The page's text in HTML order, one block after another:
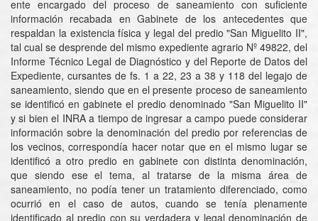
ente encargado del proceso de saneamiento con suficiente
información recabada en Gabinete de los antecedentes que
respaldan la existencia física y legal del predio "San Miguelito II",
tal cual se desprende del mismo expediente agrario Nº 49822, del
Informe Técnico Legal de Diagnóstico y del Reporte de Datos del
Expediente, cursantes de fs. 1 a 22, 23 a 38 y 118 del legajo de
saneamiento, siendo que en el presente proceso de saneamiento
se identificó en gabinete el predio denominado "San Miguelito II"
y si bien el INRA a tiempo de ingresar a campo puede considerar
información sobre la denominación del predio por referencias de
los vecinos, correspondía hacer notar que en el mismo lugar se
identificó a otro predio en gabinete con distinta denominación,
que siendo ese el tema, al tratarse de la misma área de
saneamiento, no podía tener un tratamiento diferenciado, como
ocurrió en el caso de autos, cuando se tenía plenamente
identificado al predio con su verdadera y legal denominación de